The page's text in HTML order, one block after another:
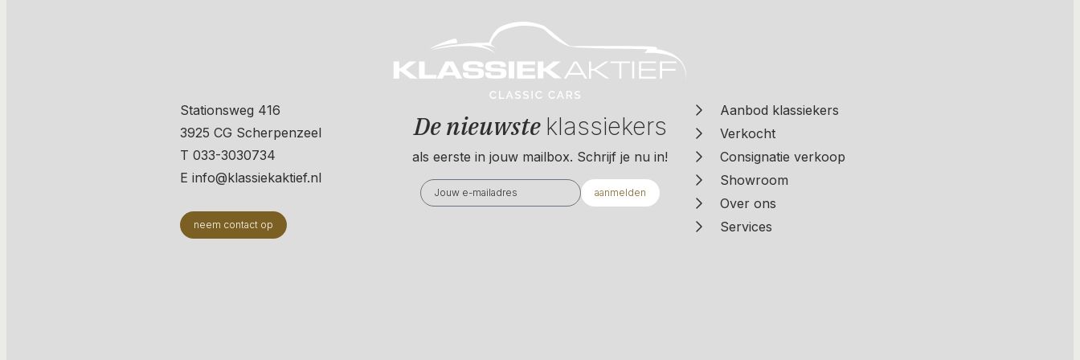
Stationsweg 416
3925 CG Scherpenzeel
T 033-3030734
E info@klassiekaktief.nl
neem contact op
De nieuwste klassiekers
als eerste in jouw mailbox. Schrijf je nu in!
aanmelden
Aanbod klassiekers
Verkocht
Consignatie verkoop
Showroom
Over ons
Services